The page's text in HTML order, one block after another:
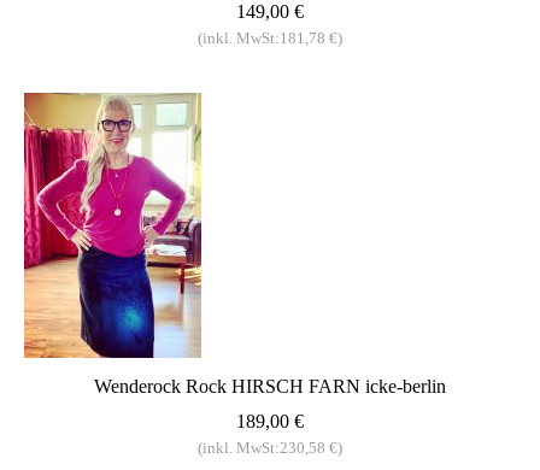
149,00 €
(inkl. MwSt:181,78 €)
Wenderock Rock HIRSCH FARN icke-berlin
189,00 €
(inkl. MwSt:230,58 €)